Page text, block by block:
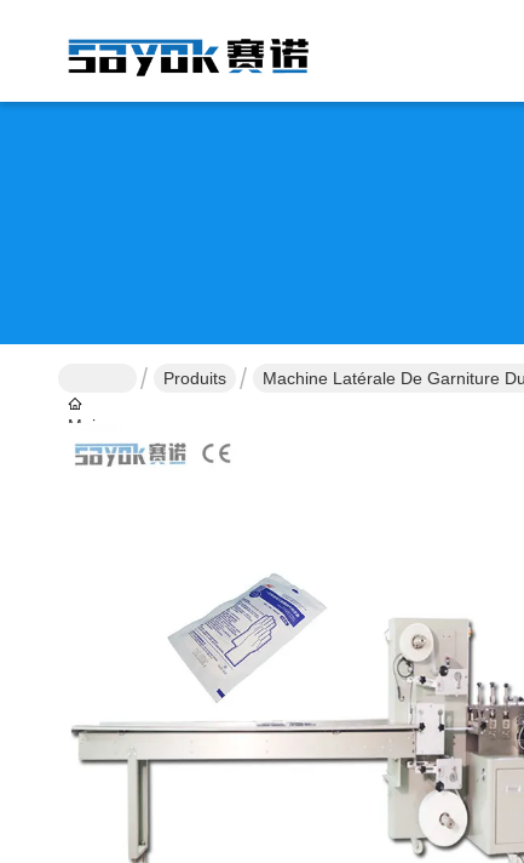
Maison
Produits Machine Latérale De Garniture